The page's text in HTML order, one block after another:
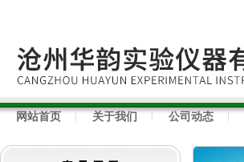
网站首页 关于我们 公司动态